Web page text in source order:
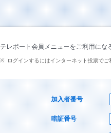
テレボート会員メニューをご利用にな
ログインするにはインターネット投票で
加入者番号
暗証番号